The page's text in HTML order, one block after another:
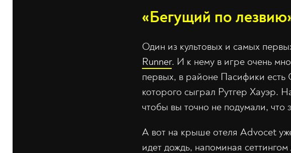
«Бегущий по
Один из культовых и самых
Runner. И к нему в игре очень
первых, в районе Пасифики
которого сыграл Рутгер Хауэр.
чтобы вы точно не подумали, что
А вот на крыше отеля Advocet
идет дождь, напоминая сеттингом